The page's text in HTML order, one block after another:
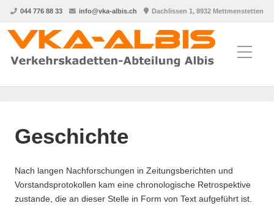
044 776 88 33 info@vka-albis.ch Dachlissen 1, 8932 Mettmenstetten
Geschichte
Nach langen Nachforschungen in Zeitungsberichten und
Vorstandsprotokollen kam eine chronologische Retrospektive
zustande, die an dieser Stelle in Form von Text aufgeführt ist.